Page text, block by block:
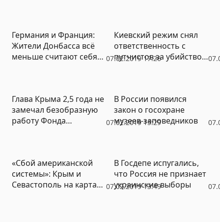
07.02.2019 17:26
Германия и Франция:
Жители Донбасса всё
меньше считают себя
Киевский режим снял
ответственность с
путчистов за убийство
07.02.2019 15:29
Глава Крыма 2,5 года не
замечал безобразную
работу Фонда
В России появился
закон о госохране
музеев-заповедников
07.02.2019 13:49
«Сбой американской
системы»: Крым и
Севастополь на картах
В Госдепе испугались,
что Россия не признает
украинские выборы